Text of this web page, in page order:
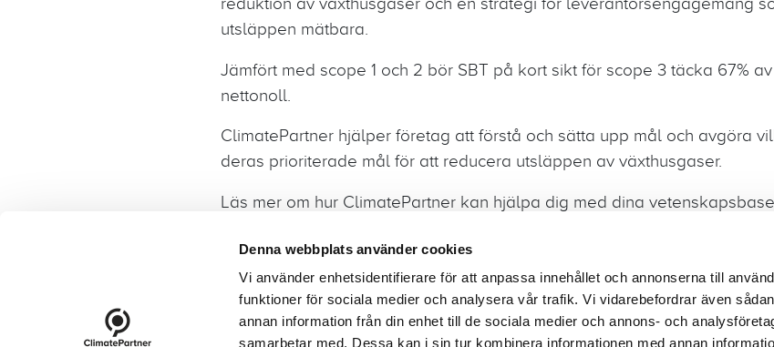
Denna webbplats använder cookies
Vi använder enhetsidentifierare för att anpassa innehållet och annonserna till
funktioner för sociala medier och analysera vår trafik. Vi vidarebefordrar även
annan information från din enhet till de sociala medier och annons- och
samarbetar med. Dessa kan i sin tur kombinera informationen med annan
utsläppen mätbara.
Jämfört med scope 1 och 2 bör SBT på kort sikt för scope 3 täcka 67%
nettonoll.
ClimatePartner hjälper företag att förstå och sätta upp mål och avgöra
deras prioriterade mål för att reducera utsläppen av växthusgaser.
Läs mer om hur ClimatePartner kan hjälpa dig med dina
footer-23 Protokoll Nyhetsbrev Företagsstruktur Dataintegritet